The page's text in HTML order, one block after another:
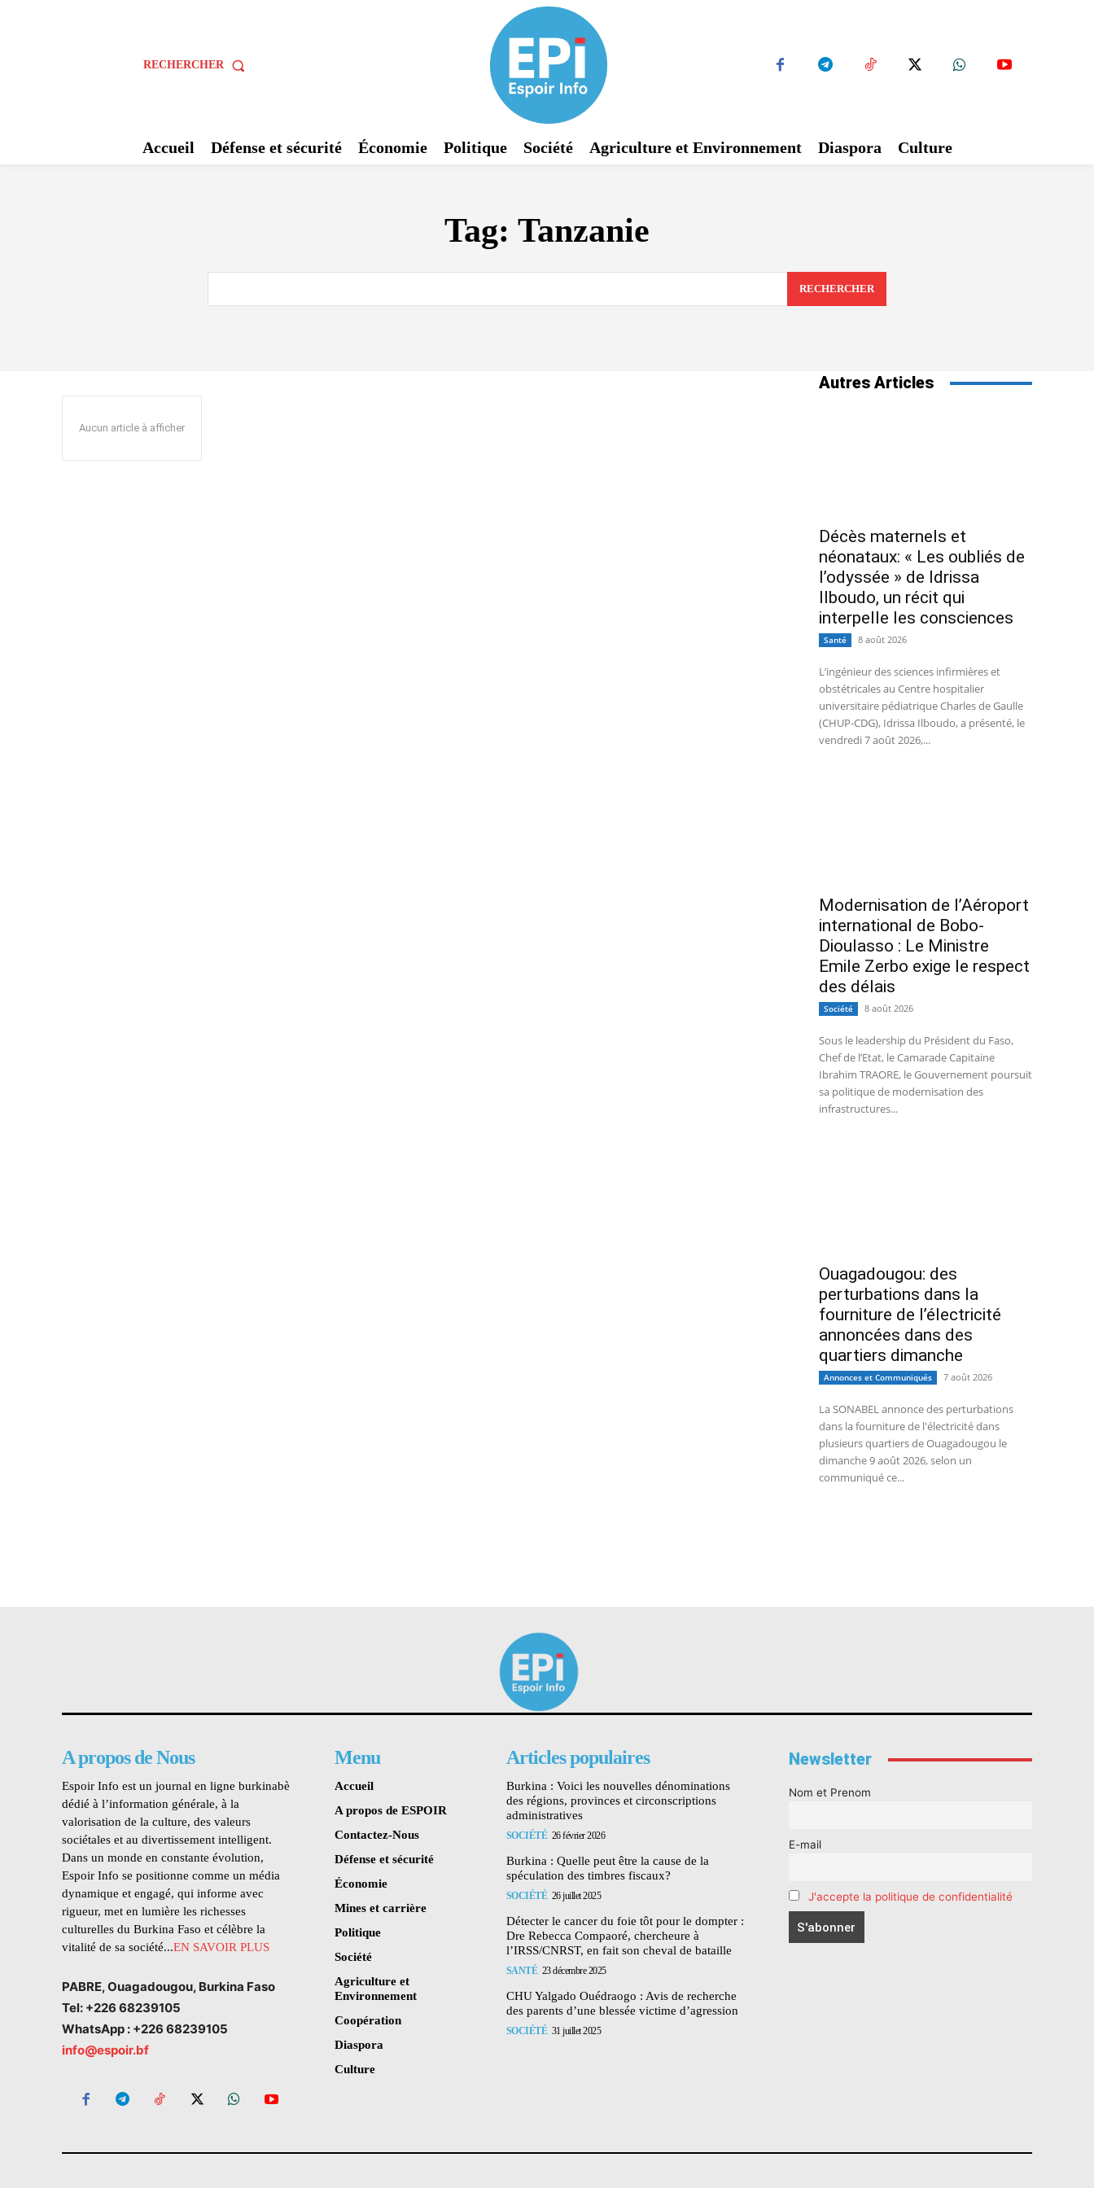
RECHERCHER
Accueil Défense et sécurité Économie Politique Société Agriculture et Environnement Diaspora Culture
Tag: Tanzanie
RECHERCHER
Aucun article à afficher
Autres Articles
Décès maternels et
néonataux: « Les oubliés de
l’odyssée » de Idrissa
Ilboudo, un récit qui
interpelle les consciences
Santé 8 août 2026
L’ingénieur des sciences infirmières et
obstétricales au Centre hospitalier
universitaire pédiatrique Charles de Gaulle
(CHUP-CDG), Idrissa Ilboudo, a présenté, le
vendredi 7 août 2026,...
Modernisation de l’Aéroport
international de Bobo-
Dioulasso : Le Ministre
Emile Zerbo exige le respect
des délais
Société 8 août 2026
Sous le leadership du Président du Faso,
Chef de l’Etat, le Camarade Capitaine
Ibrahim TRAORE, le Gouvernement poursuit
sa politique de modernisation des
infrastructures...
Ouagadougou: des
perturbations dans la
fourniture de l’électricité
annoncées dans des
quartiers dimanche
Annonces et Communiqués 7 août 2026
La SONABEL annonce des perturbations
dans la fourniture de l'électricité dans
plusieurs quartiers de Ouagadougou le
dimanche 9 août 2026, selon un
communiqué ce...
A propos de Nous
Espoir Info est un journal en ligne burkinabè
dédié à l’information générale, à la
valorisation de la culture, des valeurs
sociétales et au divertissement intelligent.
Dans un monde en constante évolution,
Espoir Info se positionne comme un média
dynamique et engagé, qui informe avec
rigueur, met en lumière les richesses
culturelles du Burkina Faso et célèbre la
vitalité de sa société...EN SAVOIR PLUS
PABRE, Ouagadougou, Burkina Faso
Tel: +226 68239105
WhatsApp : +226 68239105
info@espoir.bf
Menu
Accueil
A propos de ESPOIR
Contactez-Nous
Défense et sécurité
Économie
Mines et carrière
Politique
Société
Agriculture et
Environnement
Coopération
Diaspora
Culture
Articles populaires
Burkina : Voici les nouvelles dénominations
des régions, provinces et circonscriptions
administratives
SOCIÉTÉ 26 février 2026
Burkina : Quelle peut être la cause de la
spéculation des timbres fiscaux?
SOCIÉTÉ 26 juillet 2025
Détecter le cancer du foie tôt pour le dompter :
Dre Rebecca Compaoré, chercheure à
l’IRSS/CNRST, en fait son cheval de bataille
SANTÉ 23 décembre 2025
CHU Yalgado Ouédraogo : Avis de recherche
des parents d’une blessée victime d’agression
SOCIÉTÉ 31 juillet 2025
Newsletter
Nom et Prenom
E-mail
J'accepte la politique de confidentialité